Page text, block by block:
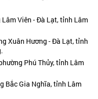
Viên - Đà Lạt, tỉnh Lâm
Xuân Hương - Đà Lạt, tỉnh
Phú Thủy, tỉnh Lâm
Bắc Gia Nghĩa, tỉnh Lâm